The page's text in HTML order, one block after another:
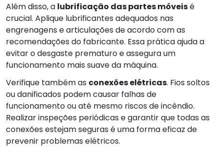
Além disso, a lubrificação das partes móveisé
crucial. Aplique lubrificantes adequados nas
engrenagens e articulações de acordo com as
recomendações do fabricante. Essa prática ajuda a
evitar o desgaste prematuro e assegura um
funcionamento mais suave da máquina.
Verifique também as conexões elétricas. Fios soltos
ou danificados podem causar falhas de
funcionamento ou até mesmo riscos de incêndio.
Realizar inspeções periódicas e garantir que todas as
conexões estejam seguras é uma forma eficaz de
prevenir problemas elétricos.